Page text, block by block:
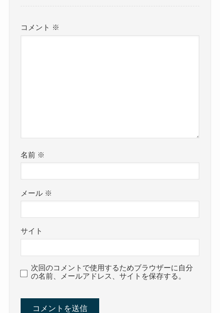
コメント ※
名前 ※
メール ※
サイト
次回のコメントで使用するためブラウザーに自分
の名前、メールアドレス、サイトを保存する。